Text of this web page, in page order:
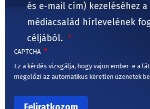
és e-mail cím) kezeléséhez a
médiacsalád hírlevelének
céljából.
CAPTCHA
Ez a kérdés vizsgálja, hogy vajon ember-e a
megelőzi az automatikus kéretlen üzenetek